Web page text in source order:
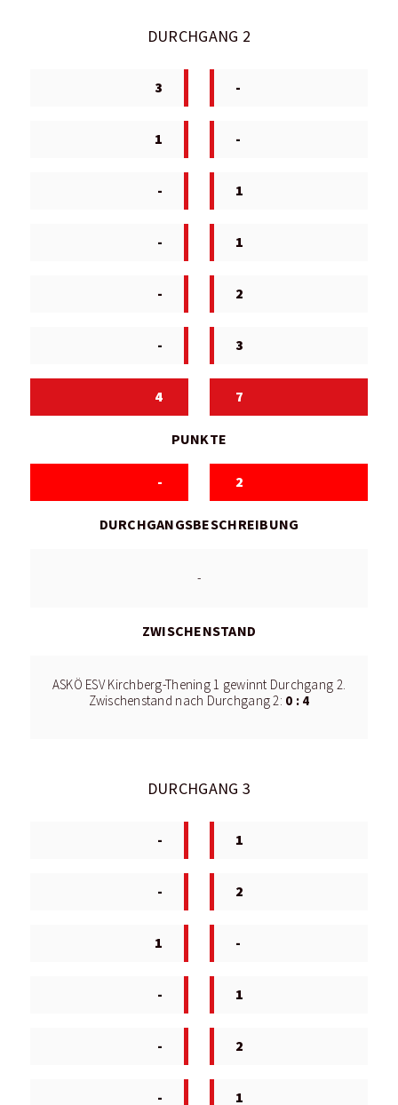
DURCHGANG 2
3 -
1 -
- 1
- 1
- 2
- 3
4 7
PUNKTE
- 2
DURCHGANGSBESCHREIBUNG
-
ZWISCHENSTAND
ASKÖ ESV Kirchberg-Thening 1 gewinnt Durchgang 2.
Zwischenstand nach Durchgang 2: 0 : 4
DURCHGANG 3
- 1
- 2
1 -
- 1
- 2
- 1